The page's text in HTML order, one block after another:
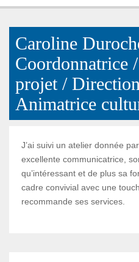
Caroline
Coordonnatrice
projet /
Animatrice
J’ai suivi un atelier donnée
excellente communicatrice,
qu’intéressant et de plus sa
cadre convivial avec une
recommande ses services.